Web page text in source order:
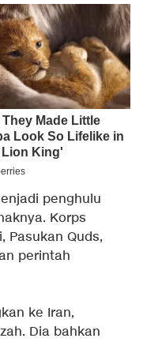
penghulu
Korps
Pasukan Quds,
perintah
ke Iran,
Dia bahkan